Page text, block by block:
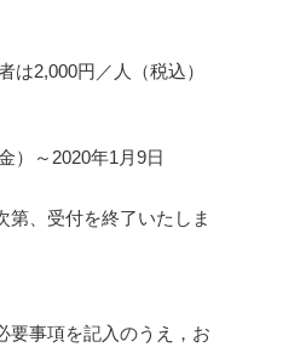
2,000円／人（税込）
）～2020年1月9日
、受付を終了いたしま
要事項を記入のうえ，お